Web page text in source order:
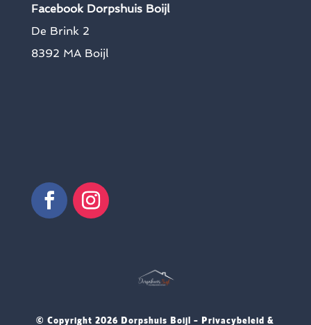
Facebook Dorpshuis Boijl
De Brink 2
8392 MA Boijl
© Copyright2026 Dorpshuis Boijl – Privacybeleid &